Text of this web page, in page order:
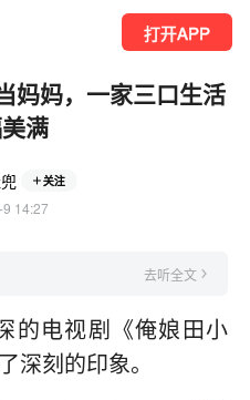
打开APP
妈妈，一家三口生活
满
关注
14:27
去听全文
的电视剧《俺娘田小
深刻的印象。